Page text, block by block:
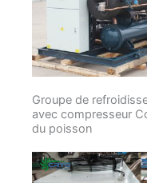
Groupe de
avec compresseur
du poisson